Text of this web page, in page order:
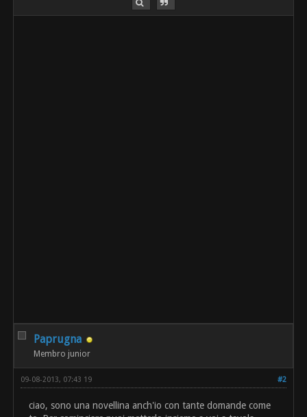
Paprugna
Membro junior
#2
09-08-2013, 07:43 19
ciao, sono una novellina anch'io con tante domande come